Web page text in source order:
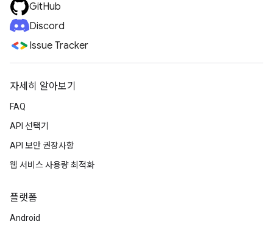
GitHub
Discord
Issue Tracker
자세히 알아보기
FAQ
API 선택기
API 보안 권장사항
웹 서비스 사용량 최적화
플랫폼
Android